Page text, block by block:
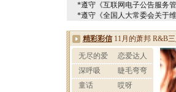
*遵守《互联网电子公告服务管
*遵守《全国人大常委会关于